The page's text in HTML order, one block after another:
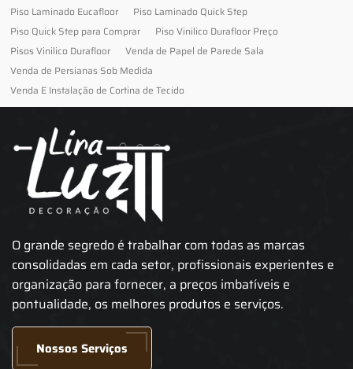
Piso Laminado Eucafloor
Piso Laminado Quick Step
Piso Quick Step para Comprar
Piso Vinilico Durafloor Preço
Pisos Vinilico Durafloor
Venda de Papel de Parede Sala
Venda de Persianas Sob Medida
Venda E Instalação de Cortina de Tecido
O grande segredo é trabalhar com todas as marcas
consolidadas em cada setor, profissionais experientes e
organização para fornecer, a preços imbatíveis e
pontualidade, os melhores produtos e serviços.
Nossos Serviços